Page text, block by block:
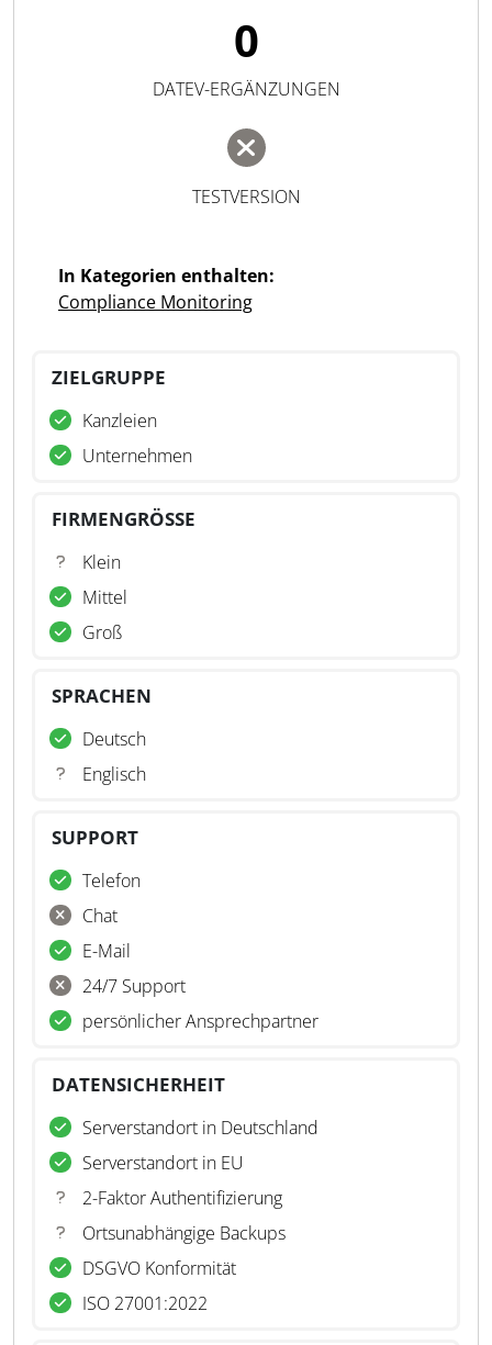
0
DATEV-ERGÄNZUNGEN
TESTVERSION
In Kategorien enthalten:
Compliance Monitoring
ZIELGRUPPE
Kanzleien
Unternehmen
FIRMENGRÖSSE
Klein
Mittel
Groß
SPRACHEN
Deutsch
Englisch
SUPPORT
Telefon
Chat
E-Mail
24/7 Support
persönlicher Ansprechpartner
DATENSICHERHEIT
Serverstandort in Deutschland
Serverstandort in EU
2-Faktor Authentifizierung
Ortsunabhängige Backups
DSGVO Konformität
ISO 27001:2022